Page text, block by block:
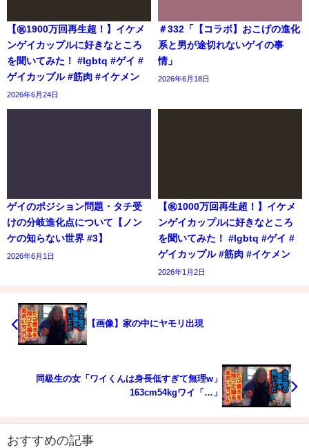
【㊗️1900万回再生超！】イケメ
ンゲイカップルに好きなところ
を聞いてみた！ #lgbtq #ゲイ #
ゲイカップル #筋肉 #イケメン
2026年6月24日
＃332「【コラボ】おこげの進化
系と男が途切れないゲイの事
情」
2026年6月18日
ゲイのポジション問題・タチ受
けの分岐進化点について【ノン
ケの知らない世界 #3】
2026年6月1日
【㊗️1000万回再生超！】イケメ
ンゲイカップルに好きなところ
を聞いてみた！ #lgbtq #ゲイ #
ゲイカップル #筋肉 #イケメン
2026年1月2日
【画像】家の中にヤモリ出現
同級生の女「ワイくんは身長低すぎて無理w」
163cm54kgワイ「…」
おすすめの記事